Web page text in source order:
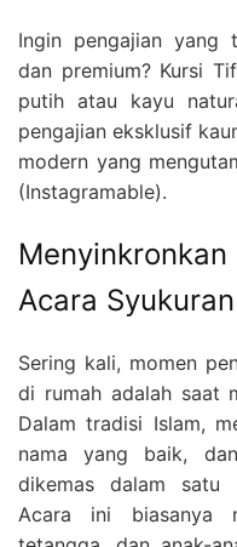
Ingin pengajian yang
dan premium? Kursi
putih atau kayu
pengajian eksklusif
modern yang
(Instagramable).
Acara
Sering kali, momen
di rumah adalah saat
Dalam tradisi Islam,
nama yang baik,
dikemas dalam satu
Acara ini biasanya